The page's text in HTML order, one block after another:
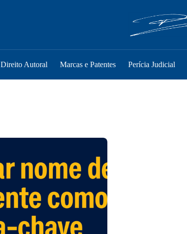
Direito Autoral Marcas e Patentes Perícia Judicial